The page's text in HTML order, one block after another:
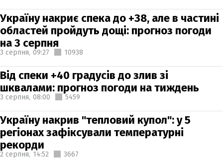
Україну накриє спека до +38, але в частині
областей пройдуть дощі: прогноз погоди
на 3 серпня
3 серпня, 09:27 10938
Від спеки +40 градусів до злив зі
шквалами: прогноз погоди на тиждень
3 серпня, 08:00 5459
Україну накрив "тепловий купол": у 5
регіонах зафіксували температурні
рекорди
2 серпня, 14:52 3667